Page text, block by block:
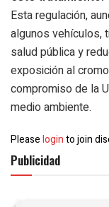
Esta regulación,
algunos vehículos,
salud pública y
exposición al
compromiso de la
medio ambiente.
Pleaseloginto join
Publicidad